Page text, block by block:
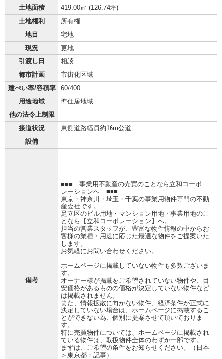
土地面積
419.00㎡ (126.74坪)
土地権利
所有権
地目
宅地
現況
更地
引渡し日
相談
都市計画
市街化区域
建ぺい率/容積率
60/400
用途地域
準住居地域
他の法令上制限
接道状況
東側道路幅員約16m公道
設備
備考
■■■ 事業用不動産の売買のことなら立和コーポ
レーションへ ■■■
東京・神奈川・埼玉・千葉の事業用物件専門の不動
産会社です。
足立区のビル用地・マンション用地・事業用地のこ
となら【立和コーポレーション】へ。
担当の営業スタッフが、豊富な物件情報の中からお
客様の業種・用途に応じた最適な物件をご提案いた
します。
お気軽にお問い合わせください。
ホームページに掲載していない物件も多数ございま
す。
オーナー様が掲載をご希望されていない物件や、目
安価格があるものの価格が決定していない物件など
は掲載されません。
また、情報拡散に向かない物件、経済条件が正式に
決定していない場合は、ホームページに掲載するこ
とができない為、個別に提案させて頂いておりま
す。
特に売買物件については、ホームページに掲載され
ている物件は、取扱物件全体のわずか一部です。
まずは、ご希望の条件をお知らせください。（日本
＞東京都：記事）